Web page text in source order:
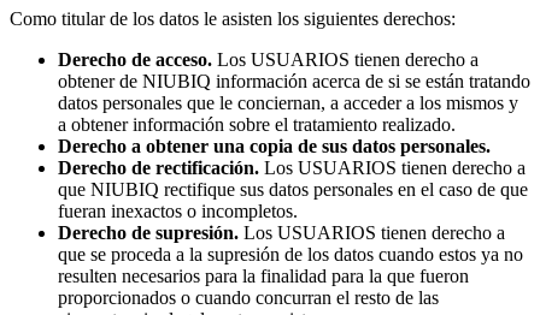
Como titular de los datos le asisten los siguientes derechos:
Derecho de acceso. Los USUARIOS tienen derecho a
obtener de NIUBIQ información acerca de si se están tratando
datos personales que le conciernan, a acceder a los mismos y
a obtener información sobre el tratamiento realizado.
Derecho a obtener una copia de sus datos personales.
Derecho de rectificación. Los USUARIOS tienen derecho a
que NIUBIQ rectifique sus datos personales en el caso de que
fueran inexactos o incompletos.
Derecho de supresión. Los USUARIOS tienen derecho a
que se proceda a la supresión de los datos cuando estos ya no
resulten necesarios para la finalidad para la que fueron
proporcionados o cuando concurran el resto de las